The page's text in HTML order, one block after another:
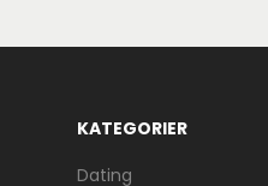
KATEGORIER
Dating